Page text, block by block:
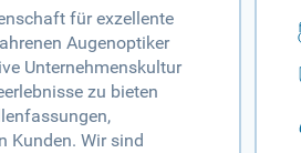
für exzellente
Augenoptiker
Unternehmenskultur
zu bieten
Kunden. Wir sind